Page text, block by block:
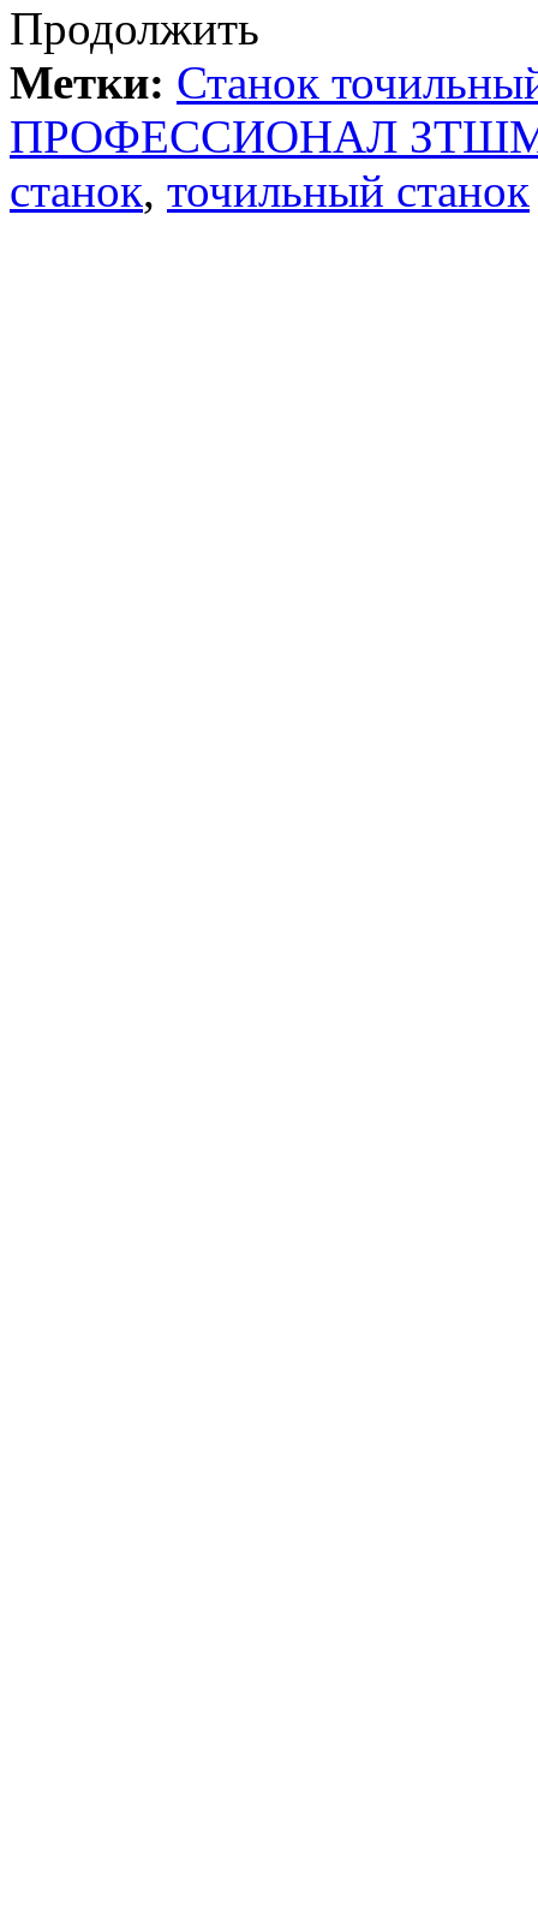
Продолжить
Метки: Станок
ПРОФЕССИОНАЛ
станок, точильный станок